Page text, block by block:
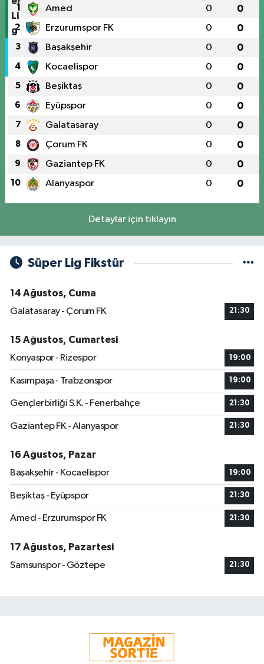
1 Amed 0 0
2 Erzurumspor FK 0 0
3 Başakşehir 0 0
4 Kocaelispor 0 0
5 Beşiktaş 0 0
6 Eyüpspor 0 0
7 Galatasaray 0 0
8 Çorum FK 0 0
9 Gaziantep FK 0 0
10 Alanyaspor 0 0
Detaylar için tıklayın
Süper Lig Fikstür
14 Ağustos, Cuma
Galatasaray - Çorum FK
21:30
15 Ağustos, Cumartesi
Konyaspor - Rizespor
19:00
Kasımpaşa - Trabzonspor 19:00
Gençlerbirliği S.K. - Fenerbahçe 21:30
Gaziantep FK - Alanyaspor 21:30
16 Ağustos, Pazar
Başakşehir - Kocaelispor
19:00
Beşiktaş - Eyüpspor 21:30
Amed - Erzurumspor FK 21:30
17 Ağustos, Pazartesi
Samsunspor - Göztepe
21:30